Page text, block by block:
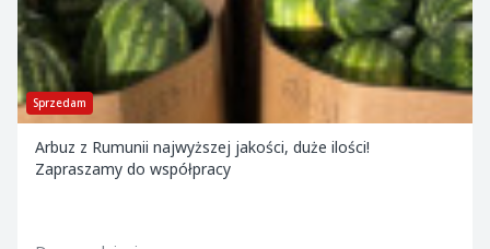
Sprzedam
Arbuz z Rumunii najwyższej jakości, duże ilości!
Zapraszamy do współpracy